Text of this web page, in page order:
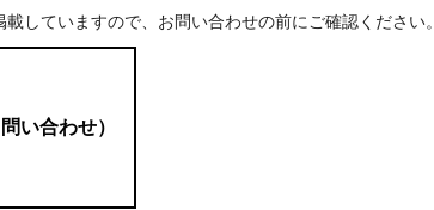
していますので、お問い合わせの前にご確認ください。
い合わせ）